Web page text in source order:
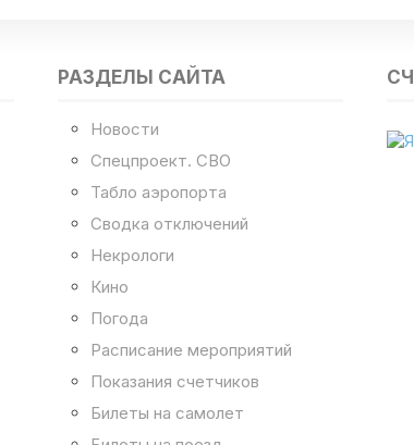
РАЗДЕЛЫ САЙТА
Новости
Спецпроект. СВО
Табло аэропорта
Сводка отключений
Некрологи
Кино
Погода
Расписание мероприятий
Показания счетчиков
Билеты на самолет